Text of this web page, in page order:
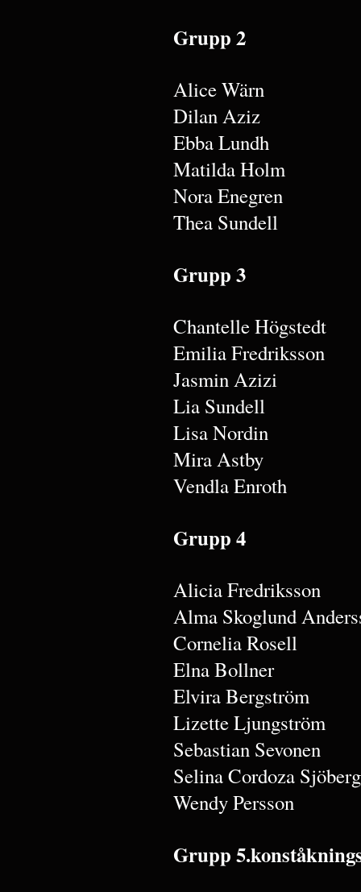
Grupp 2
Alice Wärn
Dilan Aziz
Ebba Lundh
Matilda Holm
Nora Enegren
Thea Sundell
Grupp 3
Chantelle Högstedt
Emilia Fredriksson
Jasmin Azizi
Lia Sundell
Lisa Nordin
Mira Astby
Vendla Enroth
Grupp 4
Alicia Fredriksson
Alma Skoglund
Cornelia Rosell
Elna Bollner
Elvira Bergström
Lizette Ljungström
Sebastian Sevonen
Selina Cordoza Sjöberg
Wendy Persson
Grupp